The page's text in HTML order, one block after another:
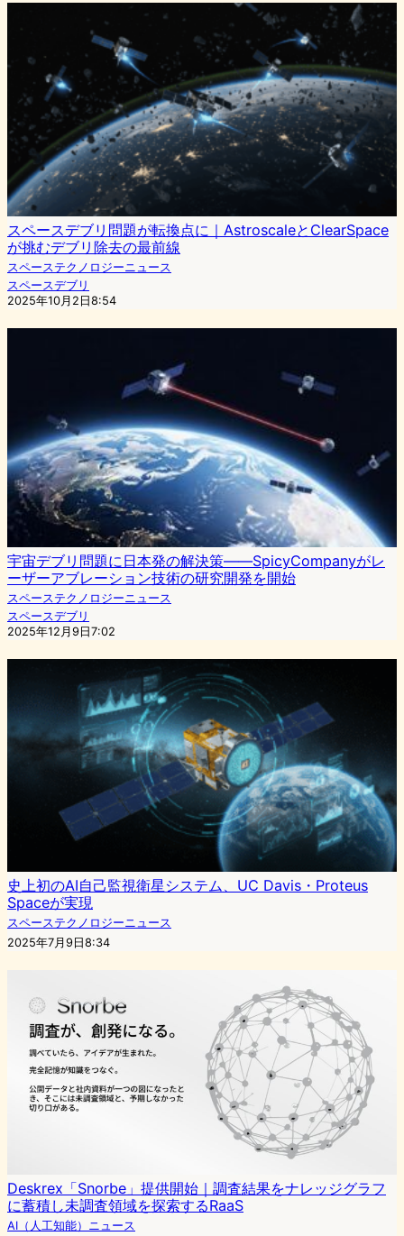
スペースデブリ問題が転換点に｜AstroscaleとClearSpace
が挑むデブリ除去の最前線
スペーステクノロジーニュース
スペースデブリ
2025年10月2日8:54
宇宙デブリ問題に日本発の解決策——SpicyCompanyがレ
ーザーアブレーション技術の研究開発を開始
スペーステクノロジーニュース
スペースデブリ
2025年12月9日7:02
史上初のAI自己監視衛星システム、UC Davis・Proteus
Spaceが実現
スペーステクノロジーニュース
2025年7月9日8:34
Deskrex「Snorbe」提供開始｜調査結果をナレッジグラフ
に蓄積し未調査領域を探索するRaaS
AI（人工知能）ニュース